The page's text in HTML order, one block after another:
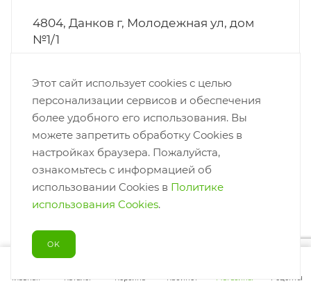
4804, Данков г, Молодежная ул, дом
№1/1
Адрес: Данков г, Молодежная
ул, дом №1/1
Главная Каталог Корзина Кабинет Магазины Рецепты
Этот сайт использует cookies с целью
персонализации сервисов и обеспечения
более удобного его использования. Вы
можете запретить обработку Cookies в
настройках браузера. Пожалуйста,
ознакомьтесь с информацией об
использовании Cookies в Политике
использования Cookies.
OK